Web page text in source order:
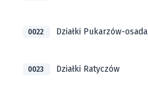
0022 Działki Pukarzów-osada
0023 Działki Ratyczów